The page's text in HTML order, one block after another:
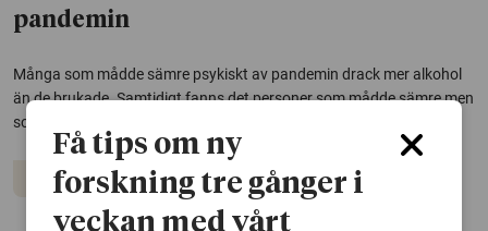
pandemin
Många som mådde sämre psykiskt av pandemin drack mer alkohol
än de brukade. Samtidigt fanns det personer som mådde sämre men
som drack mindre, det var framför allt yngre.
Alkohol Coronaviruset Psykisk hälsa
Få tips om ny
forskning tre gånger i
veckan med vårt